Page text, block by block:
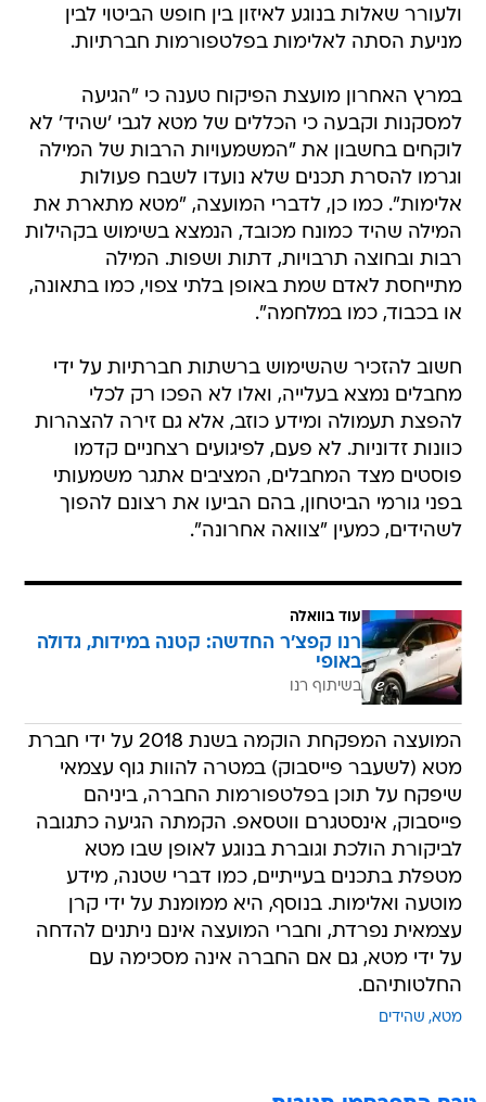
ולעורר שאלות בנוגע לאיזון בין חופש הביטוי לבין
מניעת הסתה לאלימות בפלטפורמות חברתיות.
במרץ האחרון מועצת הפיקוח טענה כי "הגיעה
למסקנות וקבעה כי הכללים של מטא לגבי 'שהיד' לא
לוקחים בחשבון את "המשמעויות הרבות של המילה
וגרמו להסרת תכנים שלא נועדו לשבח פעולות
אלימות". כמו כן, לדברי המועצה, "מטא מתארת ​​את
המילה שהיד כמונח מכובד, הנמצא בשימוש בקהילות
רבות ובחוצה תרבויות, דתות ושפות. המילה
מתייחסת לאדם שמת באופן בלתי צפוי, כמו בתאונה,
או בכבוד, כמו במלחמה".
חשוב להזכיר שהשימוש ברשתות חברתיות על ידי
מחבלים נמצא בעלייה, ואלו לא הפכו רק לכלי
להפצת תעמולה ומידע כוזב, אלא גם זירה להצהרות
כוונות זדוניות. לא פעם, לפיגועים רצחניים קדמו
פוסטים מצד המחבלים, המציבים אתגר משמעותי
בפני גורמי הביטחון, בהם הביעו את רצונם להפוך
לשהידים, כמעין "צוואה אחרונה".
עוד בוואלה
רנו קפצ'ר החדשה: קטנה במידות, גדולה
באופי
בשיתוף רנו
המועצה המפקחת הוקמה בשנת 2018 על ידי חברת
מטא (לשעבר פייסבוק) במטרה להוות גוף עצמאי
שיפקח על תוכן בפלטפורמות החברה, ביניהם
פייסבוק, אינסטגרם ווטסאפ. הקמתה הגיעה כתגובה
לביקורת הולכת וגוברת בנוגע לאופן שבו מטא
מטפלת בתכנים בעייתיים, כמו דברי שטנה, מידע
מוטעה ואלימות. בנוסף, היא ממומנת על ידי קרן
עצמאית נפרדת, וחברי המועצה אינם ניתנים להדחה
על ידי מטא, גם אם החברה אינה מסכימה עם
החלטותיהם.
מטא שהידים